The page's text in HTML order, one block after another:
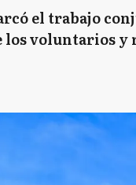
el trabajo
los voluntarios